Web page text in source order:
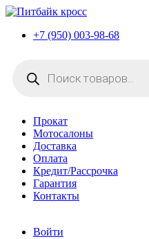
+7 (950) 003-98-68
товаров
Прокат
Мотосалоны
Доставка
Оплата
Кредит/Рассрочка
Гарантия
Контакты
Войти